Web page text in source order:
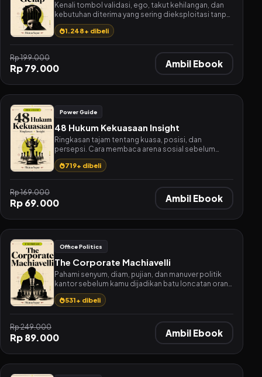
Kenali tombol validasi, ego, takut kehilangan, dan
kebutuhan diterima yang sering dieksploitasi tanpa
kamu sadari.
1.248+ dibeli
Rp 199.000
Rp 79.000 Ambil Ebook
Power Guide
48 Hukum Kekuasaan Insight
Ringkasan tajam tentang kuasa, posisi, dan
persepsi. Cara membaca arena sosial sebelum
kamu melangkah.
719+ dibeli
Rp 169.000
Rp 69.000 Ambil Ebook
Office Politics
The Corporate Machiavelli
Pahami senyum, diam, pujian, dan manuver politik
kantor sebelum kamu dijadikan batu loncatan orang
lain.
531+ dibeli
Rp 249.000
Rp 89.000 Ambil Ebook